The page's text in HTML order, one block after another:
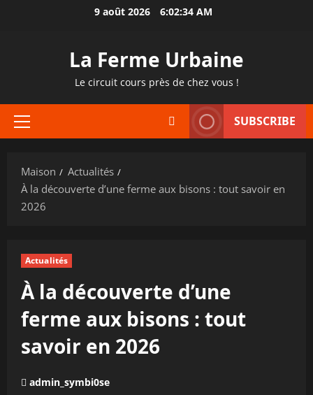
9 août 2026 6:02:35 AM
La Ferme Urbaine
Le circuit cours près de chez vous !
Menu
SUBSCRIBE
Maison
Actualités
À la découverte d’une ferme aux bisons : tout savoir en
2026
Actualités
À la découverte d’une
ferme aux bisons : tout
savoir en 2026
admin_symbi0se